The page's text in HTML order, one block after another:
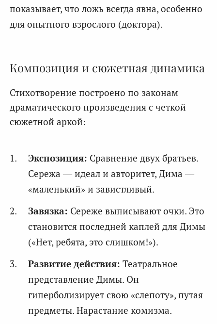
показывает, что ложь всегда явна, особенно
для опытного взрослого (доктора).
Композиция и сюжетная динамика
Стихотворение построено по законам
драматического произведения с четкой
сюжетной аркой:
Экспозиция: Сравнение двух братьев.
Сережа — идеал и авторитет, Дима —
«маленький» и завистливый.
Завязка: Сереже выписывают очки. Это
становится последней каплей для Димы
(«Нет, ребята, это слишком!»).
Развитие действия: Театральное
представление Димы. Он
гиперболизирует свою «слепоту», путая
предметы. Нарастание комизма.